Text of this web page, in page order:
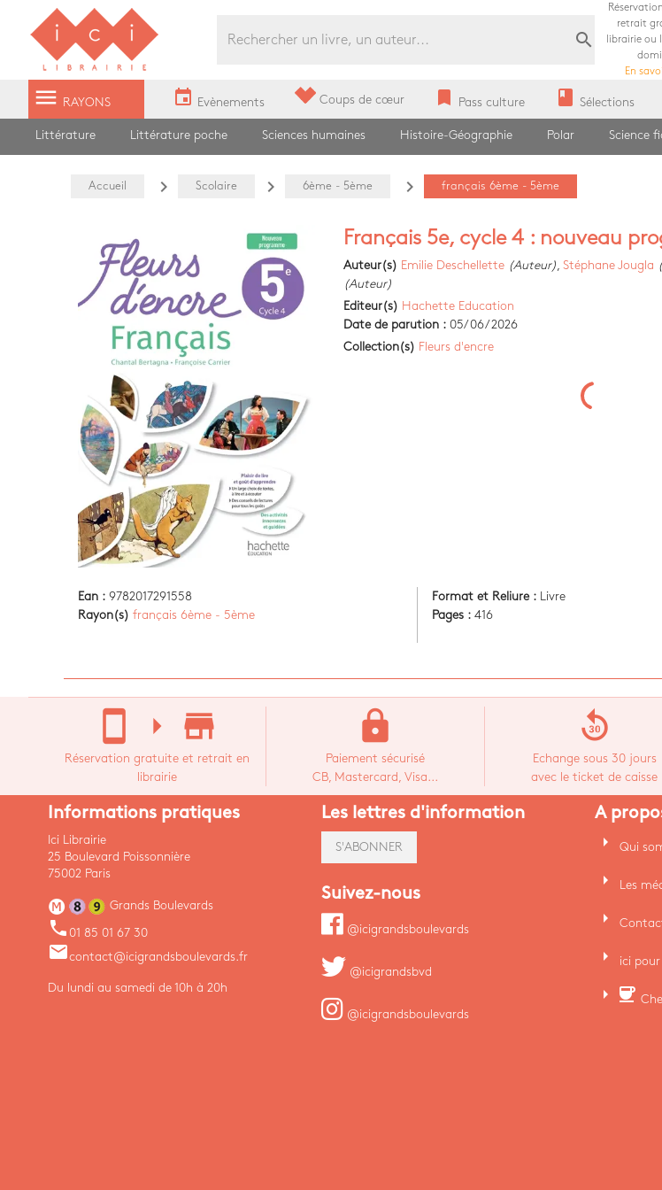
Librairie Ici Grands Boulevards
search
retrait
librairie ou
En
menu RAYONS event Evènements Coups de cœur bookmark Pass culture book Sélections
Littérature Littérature poche Sciences humaines Histoire-Géographie Polar Science
Accueil navigate_next Scolaire navigate_next 6ème - 5ème navigate_next français 6ème - 5ème
Français 5e, cycle 4 : nouveau
Auteur(s) Emilie Deschellette (Auteur) Stéphane Jougla
(Auteur)
Editeur(s) Hachette Education
Date de parution : 05/06/2026
Collection(s) Fleurs d'encre
Ean : 9782017291558
Rayon(s) français 6ème - 5ème
Format et Reliure :
Livre
Pages : 416
stay_current_portrait arrow_right store_mall_directory
Réservation gratuite et retrait en
librairie
lock
Paiement sécurisé
CB, Mastercard, Visa...
replay_30
Echange sous 30 jours
avec le ticket de caisse
Informations pratiques
Ici Librairie
25 Boulevard Poissonnière
75002 Paris
Grands Boulevards
phone 01 85 01 67 30
emailcontact@icigrandsboulevards.fr
Du lundi au samedi de 10h à 20h
Les lettres d'information
S'ABONNER
Suivez-nous
@icigrandsboulevards
@icigrandsbvd
@icigrandsboulevards
A
arrow_right Qui
arrow_right Les
arrow_right
arrow_right ici pour
arrow_right coffee